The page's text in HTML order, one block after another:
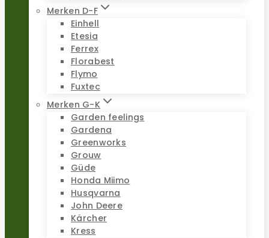
Merken D-F
Einhell
Etesia
Ferrex
Florabest
Flymo
Fuxtec
Merken G-K
Garden feelings
Gardena
Greenworks
Grouw
Güde
Honda Miimo
Husqvarna
John Deere
Kärcher
Kress